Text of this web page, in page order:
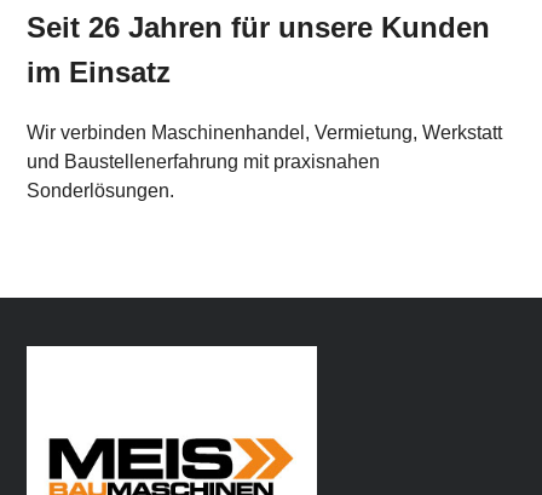
Seit 26 Jahren für unsere Kunden
im Einsatz
Wir verbinden Maschinenhandel, Vermietung, Werkstatt
und Baustellenerfahrung mit praxisnahen
Sonderlösungen.